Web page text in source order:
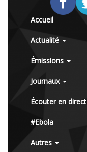
Accueil
Actualité
Émissions
Journaux
Écouter en direct
#Ebola
Autres